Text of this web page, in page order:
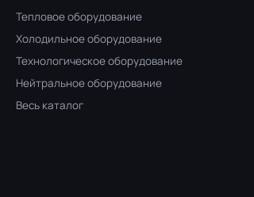
Тепловое оборудование
Холодильное оборудование
Технологическое оборудование
Нейтральное оборудование
Весь каталог